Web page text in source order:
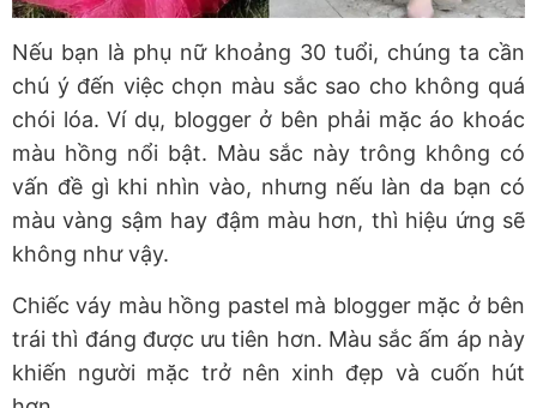
Nếu bạn là phụ nữ khoảng 30 tuổi, chúng ta cần
chú ý đến việc chọn màu sắc sao cho không quá
chói lóa. Ví dụ, blogger ở bên phải mặc áo khoác
màu hồng nổi bật. Màu sắc này trông không có
vấn đề gì khi nhìn vào, nhưng nếu làn da bạn có
màu vàng sậm hay đậm màu hơn, thì hiệu ứng sẽ
không như vậy.
Chiếc váy màu hồng pastel mà blogger mặc ở bên
trái thì đáng được ưu tiên hơn. Màu sắc ấm áp này
khiến người mặc trở nên xinh đẹp và cuốn hút